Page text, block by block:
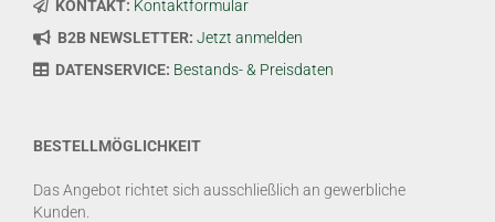
KONTAKT: Kontaktformular
B2B NEWSLETTER: Jetzt anmelden
DATENSERVICE: Bestands- & Preisdaten
BESTELLMÖGLICHKEIT
Das Angebot richtet sich ausschließlich an gewerbliche
Kunden.